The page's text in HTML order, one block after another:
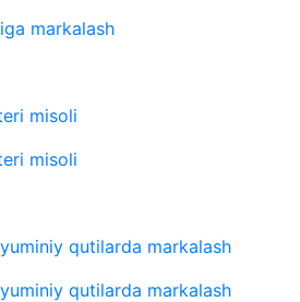
markalash
misoli
misoli
qutilarda markalash
qutilarda markalash